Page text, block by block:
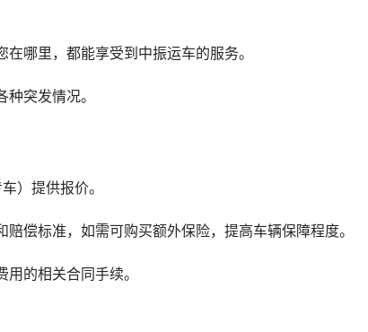
哪里，都能享受到中振运车的服务。
突发情况。
）提供报价。
偿标准，如需可购买额外保险，提高车辆保障程度。
的相关合同手续。